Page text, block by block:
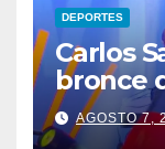
DEPORTES
Carlos
bronce
Santo
AGOSTO 7,